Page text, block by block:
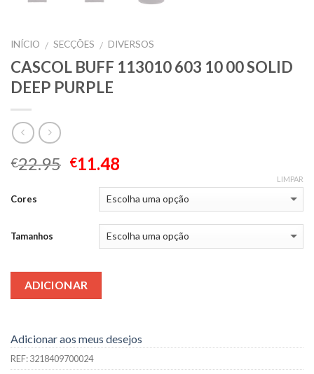
INÍCIO / SECÇÕES / DIVERSOS
CASCOL BUFF 113010 603 10 00 SOLID
DEEP PURPLE
€22.95 €11.48
Cores
Tamanhos
LIMPAR
ADICIONAR
Adicionar aos meus desejos
REF:3218409700024